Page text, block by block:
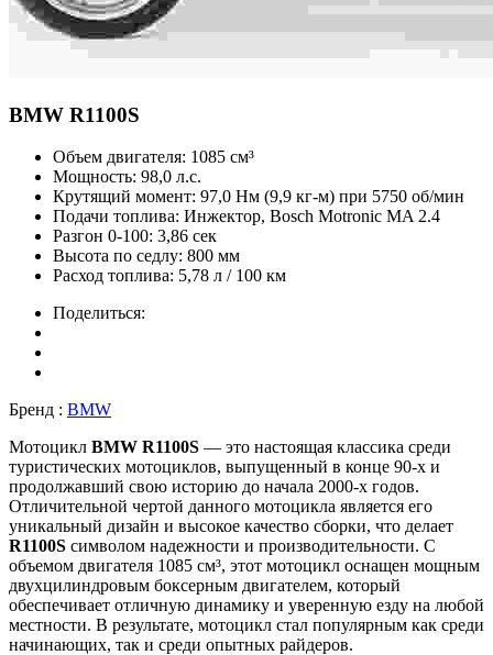
BMW R1100S
Объем двигателя: 1085 см³
Мощность: 98,0 л.с.
Крутящий момент: 97,0 Нм (9,9 кг-м) при 5750 об/мин
Подачи топлива: Инжектор, Bosch Motronic MA 2.4
Разгон 0-100: 3,86 сек
Высота по седлу: 800 мм
Расход топлива: 5,78 л / 100 км
Поделиться:
Бренд : BMW
Мотоцикл BMW R1100S — это настоящая классика среди
туристических мотоциклов, выпущенный в конце 90-х и
продолжавший свою историю до начала 2000-х годов.
Отличительной чертой данного мотоцикла является его
уникальный дизайн и высокое качество сборки, что делает
R1100S символом надежности и производительности. С
объемом двигателя 1085 см³, этот мотоцикл оснащен мощным
двухцилиндровым боксерным двигателем, который
обеспечивает отличную динамику и уверенную езду на любой
местности. В результате, мотоцикл стал популярным как среди
начинающих, так и среди опытных райдеров.